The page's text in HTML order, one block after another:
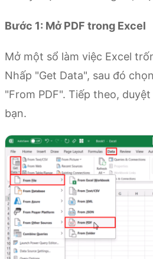
Bước 1: Mở PDF trong Excel
Mở một sổ làm việc Excel
Nhấp "Get Data", sau đó
"From PDF". Tiếp theo,
bạn.